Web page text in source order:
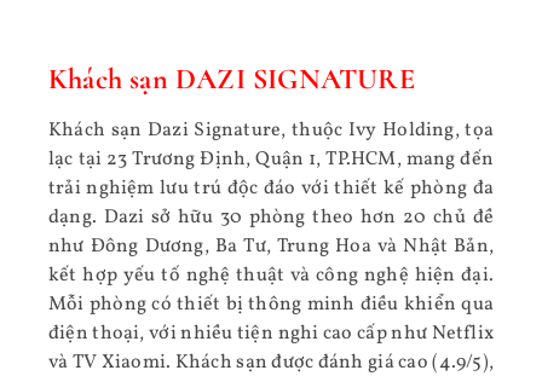
Khách sạn DAZI SIGNATURE
Khách sạn Dazi Signature, thuộc Ivy Holding, tọa
lạc tại 23 Trương Định, Quận 1, TP.HCM, mang đến
trải nghiệm lưu trú độc đáo với thiết kế phòng đa
dạng. Dazi sở hữu 30 phòng theo hơn 20 chủ đề
như Đông Dương, Ba Tư, Trung Hoa và Nhật Bản,
kết hợp yếu tố nghệ thuật và công nghệ hiện đại.
Mỗi phòng có thiết bị thông minh điều khiển qua
điện thoại, với nhiều tiện nghi cao cấp như Netflix
và TV Xiaomi. Khách sạn được đánh giá cao (4.9/5),